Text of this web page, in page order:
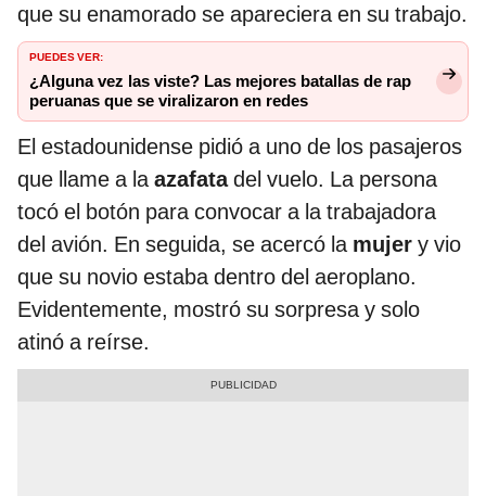
que su enamorado se apareciera en su trabajo.
PUEDES VER:
¿Alguna vez las viste? Las mejores batallas de rap
peruanas que se viralizaron en redes
El estadounidense pidió a uno de los pasajeros
que llame a laazafatadel vuelo. La persona
tocó el botón para convocar a la trabajadora
del avión. En seguida, se acercó la mujer y vio
que su novio estaba dentro del aeroplano.
Evidentemente, mostró su sorpresa y solo
atinó a reírse.